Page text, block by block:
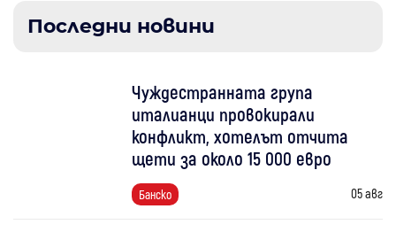
Последни новини
Чуждестранната група
италианци провокирали
конфликт, хотелът отчита
щети за около 15 000 евро
Банско 05 авг